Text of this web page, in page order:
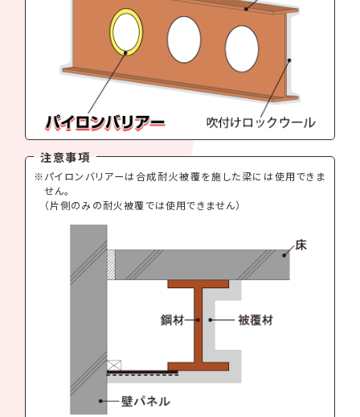
パイロンバリアーは合成耐火被覆を施した梁には使用できま
せん。
（片側のみの耐火被覆では使用できません）